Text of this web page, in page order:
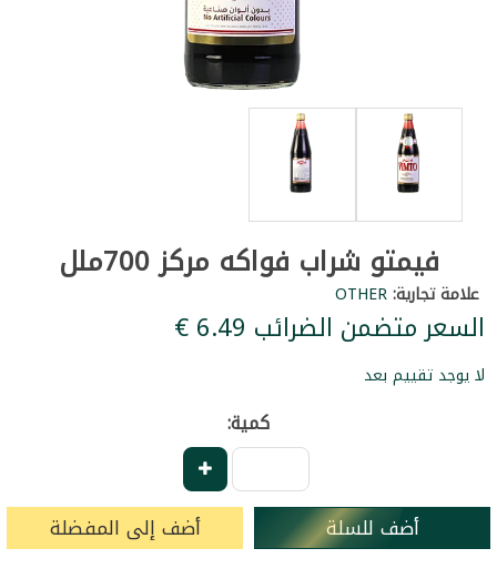
فيمتو شراب فواكه مركز 700ملل
علامة تجارية:OTHER
السعر متضمن الضرائب ‏6.49 €
لا يوجد تقييم بعد
كمية:
أضف للسلة أضف إلى المفضلة